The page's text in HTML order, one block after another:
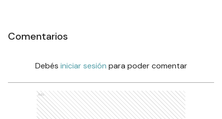
Comentarios
Debés iniciar sesión para poder comentar
Ads